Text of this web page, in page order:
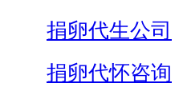
捐卵代生公司
捐卵代怀咨询